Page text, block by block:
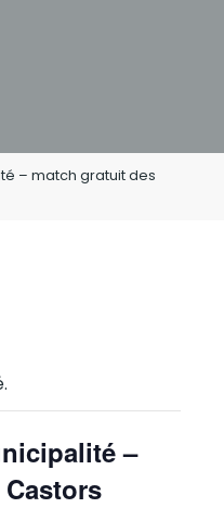
– match gratuit des
–